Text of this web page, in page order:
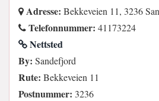
Adresse: Bekkeveien 11, 3236
Telefonnummer: 41173224
Nettsted
By: Sandefjord
Rute: Bekkeveien 11
Postnummer: 3236